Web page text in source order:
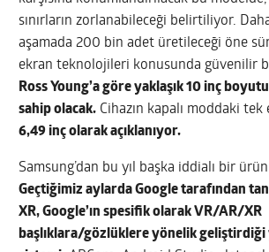
sınırların zorlanabileceği belirtiliyor.
aşamada 200 bin adet üretileceği öne
ekran teknolojileri konusunda güvenilir
Ross Young’a göre yaklaşık 10 inç
sahip olacak. Cihazın kapalı moddaki
6,49 inç olarak açıklanıyor.
Samsung’dan bu yıl başka iddialı bir
Geçtiğimiz aylarda Google tarafından
XR, Google’ın spesifik olarak VR/AR/XR
başlıklara/gözlüklere yönelik geliştirdiği